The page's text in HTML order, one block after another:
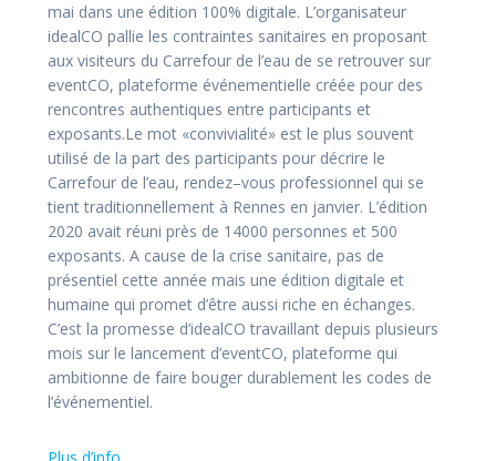
mai dans une édition 100% digitale. L’organisateur
idealCO pallie les contraintes sanitaires en proposant
aux visiteurs du Carrefour de l’eau de se retrouver sur
eventCO, plateforme événementielle créée pour des
rencontres authentiques entre participants et
exposants.Le mot «convivialité» est le plus souvent
utilisé de la part des participants pour décrire le
Carrefour de l’eau, rendez–vous professionnel qui se
tient traditionnellement à Rennes en janvier. L’édition
2020 avait réuni près de 14000 personnes et 500
exposants. A cause de la crise sanitaire, pas de
présentiel cette année mais une édition digitale et
humaine qui promet d’être aussi riche en échanges.
C’est la promesse d’idealCO travaillant depuis plusieurs
mois sur le lancement d’eventCO, plateforme qui
ambitionne de faire bouger durablement les codes de
l’événementiel.